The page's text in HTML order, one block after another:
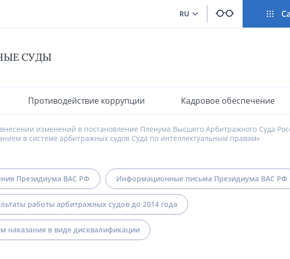
RU
СУДЫ
Противодействие коррупции Кадровое обеспечение
изменений в постановление Пленума Высшего Арбитражного Суда
в системе арбитражных судов Суда по интеллектуальным правам»
Президиума ВАС РФ Информационные письма Президиума ВАС РФ
работы арбитражных судов до 2014 года
в виде дисквалификации